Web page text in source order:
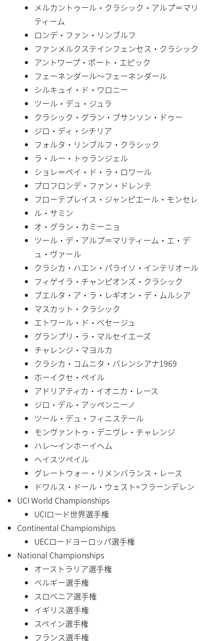
メルカントゥール・クラシック・アルプ＝マリ
ティーム
ロンデ・ファン・リンブルフ
ファンメルクステインフェンセス・クラシック
アントワープ・ポート・エピック
フェーネンダール〜フェーネンダール
シルキュイ・ド・ワロニー
ツール・デュ・ジュラ
クラシック・グラン・ブサンソン・ドゥー
ジロ・ディ・シチリア
フォルタ・リンブルフ・クラシック
ラ・ルー・トゥランジェル
ショレ＝ペイ・ド・ラ・ロワール
プロフロンデ・ファン・ドレンテ
フローテプレイス・ジャンピエール・モンセレ
ル・サミン
オ・グラン・カミーニョ
ツール・デ・アルプ＝マリティーム・エ・デ
ュ・ヴァール
クラシカ・ハエン・パライソ・インテリオール
フィゲイラ・チャンピオンズ・クラシック
ブエルタ・ア・ラ・レギオン・デ・ムルシア
マスカット・クラシック
エトワール・ド・ベセージュ
グランプリ・ラ・マルセイエーズ
チャレンジ・マヨルカ
クラシカ・コムニタ・バレンシアナ1969
ホーイクセ・ペイル
アドリアティカ・イオニカ・レース
ジロ・デル・アッペンニーノ
ツール・デュ・フィニステール
モンヴァントゥ・デニヴレ・チャレンジ
ハレ〜インホーイヘム
ヘイスツペイル
グレートウォー・リメンバランス・レース
ドワルス・ドール・ウェスト=フラーンデレン
UCI World Championships
UCIロード世界選手権
Continental Championships
UECロードヨーロッパ選手権
National Championships
オーストラリア選手権
ベルギー選手権
スロベニア選手権
イギリス選手権
スペイン選手権
フランス選手権